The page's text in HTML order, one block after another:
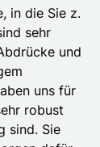
in die Sie z.
sehr
und
uns für
robust
sind. Sie